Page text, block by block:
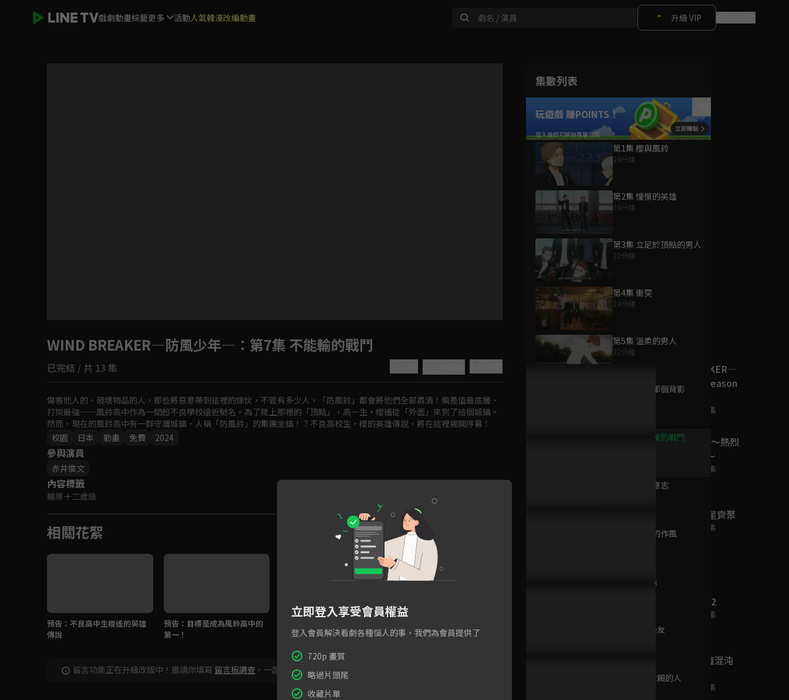
戲劇動畫綜藝更多 活動人氣韓漫改編動畫 升級 VIP
如有不便請見諒
集數列表
玩遊戲 賺POINTS！
第1集 櫻與風鈴
24分鐘
第2集 憧憬的英雄
24分鐘
第3集 立足於頂點的男人
23分鐘
第4集 衝突
24分鐘
第5集 溫柔的男人
23分鐘
第6集 追逐那個背影
第7集 不能輸的戰鬥
第8集 延續意志
第9集 梅宮的作風
第10集 對話
第11集 新級友
第12集 被依賴的人
WIND BREAKER—防風少年— ：第7集 不能輸的戰鬥
已完結 / 共 13 集
傷害他人的、破壞物品的人，那些將惡意帶到這裡的傢伙，不管有多少人，「防風鈴」都會將他們全部肅清！偏差值最底層、
打架最強──風鈴高中作為一間超不良學校遠近馳名。為了爬上那裡的「頂點」，高一生・櫻遙從「外面」來到了這個城鎮。
然而，現在的風鈴高中有一群守護城鎮，人稱「防風鈴」的集團坐鎮！？不良高校生・櫻的英雄傳說，將在這裡揭開序幕！
校園
日本 動畫 免費 2024
參與演員
赤井俊文
內容標籤
輔導十二歲級
相關花絮
預告：不良高中生櫻遙的英雄
傳說
預告：目標是成為風鈴高中的
第一！
記住我的長相和名字！
留言功能正在升級改版中！邀請你填寫 留言板調查 ，一起共創新版留言功能！
為您推薦
WIND BREAKER—
防風少年— Season
2
已完結 / 共 12 集
B-PROJECT 〜熱烈
＊Love Call〜
已完結 / 共 12 集
UniteUp! 眾星齊聚
已完結 / 共 12 集
月歌。THE
ANIMATION 2
已完結 / 共 13 集
戰國妖狐 千魔混沌
篇
已完結 / 共 24 集
立即登入享受會員權益
登入會員解決看劇各種惱人的事，我們為會員提供了
720p 畫質
略過片頭尾
收藏片單